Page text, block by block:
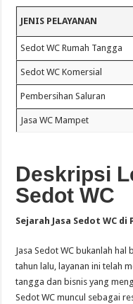
JENIS PELAYANAN
Sedot WC Rumah Tangga
Sedot WC Komersial
Pembersihan Saluran
Jasa WC Mampet
Deskripsi
Sedot WC
Sejarah Jasa Sedot WC di
Jasa Sedot WC bukanlah
tahun lalu, layanan ini telah
tangga dan bisnis yang
Sedot WC muncul sebagai